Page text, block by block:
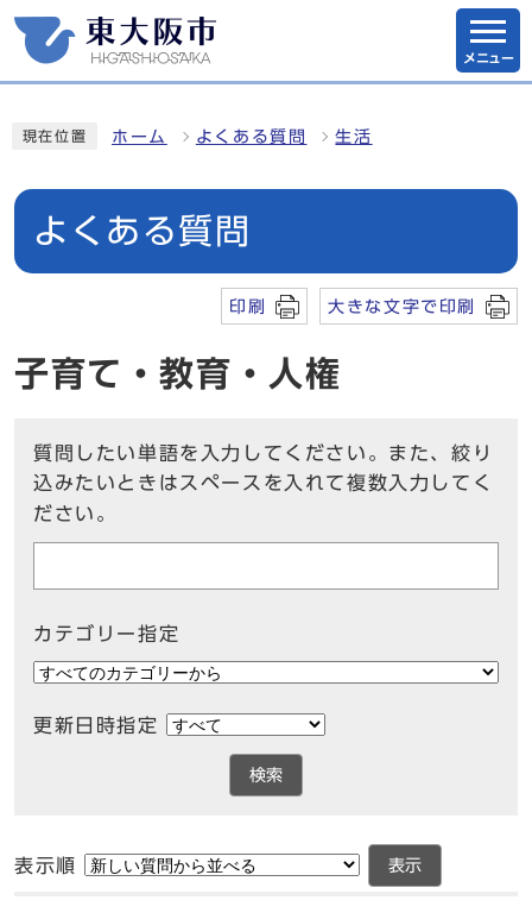
メニュー
現在位置 ホーム よくある質問 生活
よくある質問
印刷 大きな文字で印刷
子育て・教育・人権
質問したい単語を入力してください。また、絞り
込みたいときはスペースを入れて複数入力してく
ださい。
カテゴリー指定
更新日時指定
検索
表示順 表示